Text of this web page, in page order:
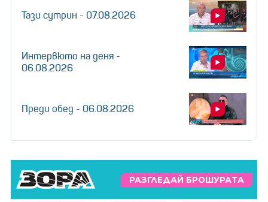
Тази сутрин - 07.08.2026
Интервюто на деня -
06.08.2026
Преди обед - 06.08.2026
РАЗГЛЕДАЙ БРОШУРАТА